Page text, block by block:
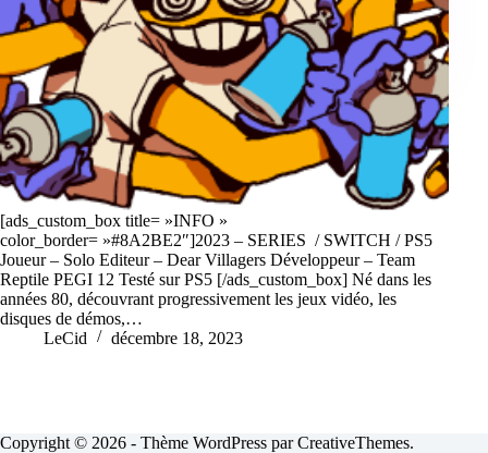
[ads_custom_box title= »INFO »
color_border= »#8A2BE2″]2023 – SERIES / SWITCH / PS5
Joueur – Solo Editeur – Dear Villagers Développeur – Team
Reptile PEGI 12 Testé sur PS5 [/ads_custom_box] Né dans les
années 80, découvrant progressivement les jeux vidéo, les
disques de démos,…
LeCid
décembre 18, 2023
Copyright © 2026 - Thème WordPress parCreativeThemes.